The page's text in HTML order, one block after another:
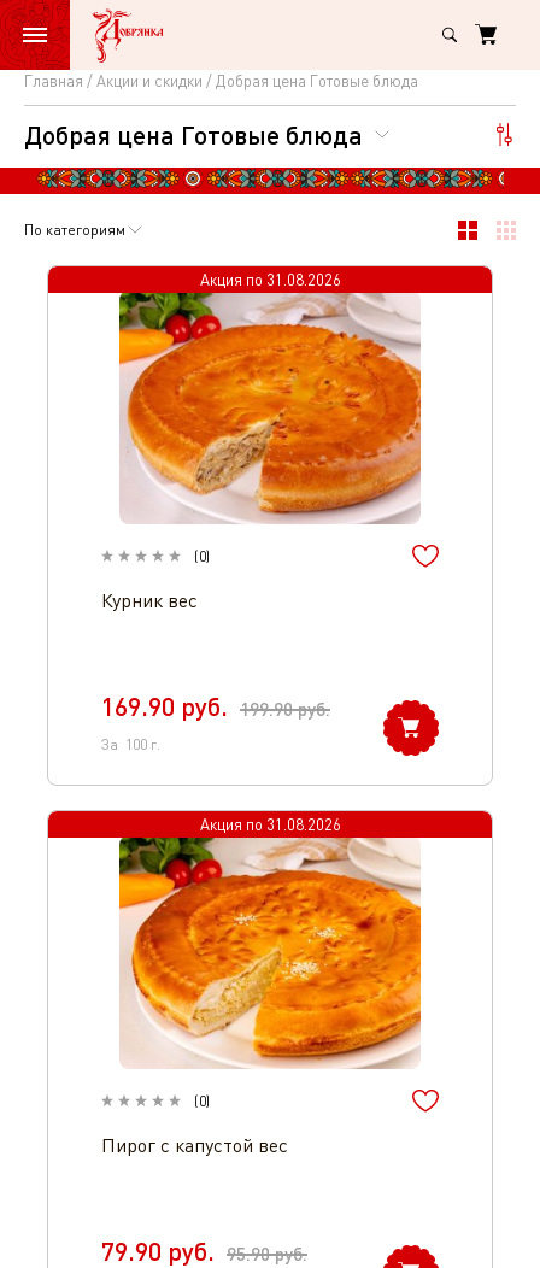
Главная Акции и скидки Добрая цена Готовые блюда
Добрая
цена
Готовые
блюда
Добрая цена Готовые блюда
По категориям
Акция по 31.08.2026
(0)
Курник вес
169.90 руб. 199.90руб.
За 100 г.
Акция по 31.08.2026
(0)
Пирог с капустой вес
79.90 руб. 95.90руб.